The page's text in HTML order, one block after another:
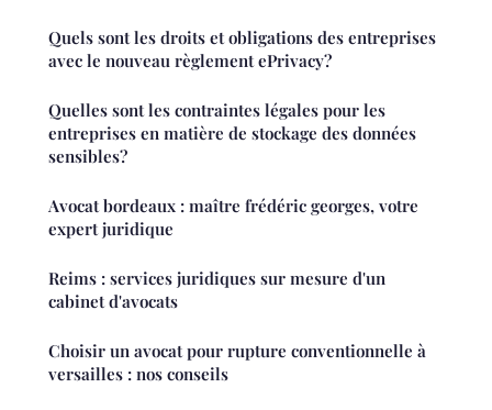
Quels sont les droits et obligations des entreprises
avec le nouveau règlement ePrivacy?
Quelles sont les contraintes légales pour les
entreprises en matière de stockage des données
sensibles?
Avocat bordeaux : maître frédéric georges, votre
expert juridique
Reims : services juridiques sur mesure d'un
cabinet d'avocats
Choisir un avocat pour rupture conventionnelle à
versailles : nos conseils